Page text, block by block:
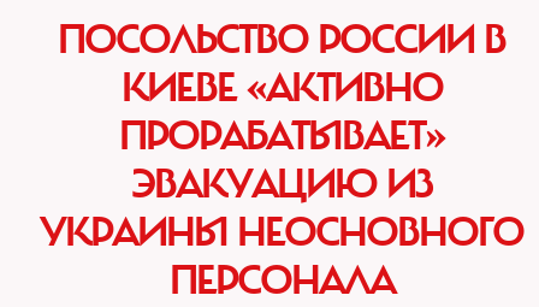
ПОСОЛЬСТВО РОССИИ В
КИЕВЕ «АКТИВНО
ПРОРАБАТЫВАЕТ»
ЭВАКУАЦИЮ ИЗ
УКРАИНЫ НЕОСНОВНОГО
ПЕРСОНАЛА